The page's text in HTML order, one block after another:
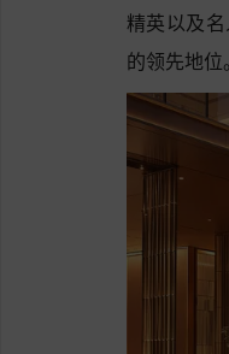
精英以及
的领先地位。